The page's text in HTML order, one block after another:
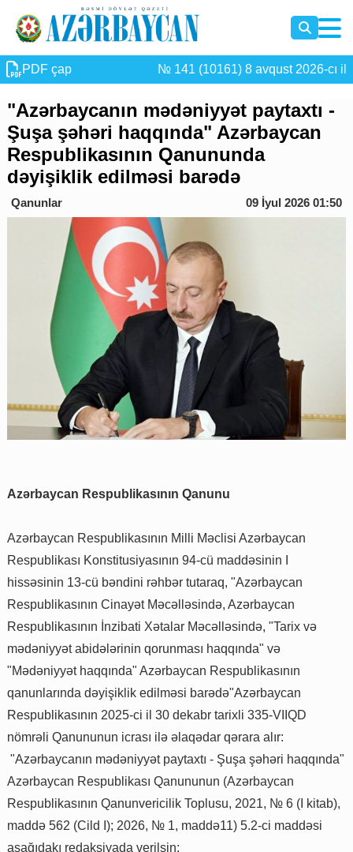
PDF çap № 141 (10161) 8 avqust 2026-cı il
"Azərbaycanın mədəniyyət paytaxtı -
Şuşa şəhəri haqqında" Azərbaycan
Respublikasının Qanununda
dəyişiklik edilməsi barədə
Qanunlar 09 İyul 2026 01:50
Azərbaycan Respublikasının Qanunu
Azərbaycan Respublikasının Milli Məclisi Azərbaycan
Respublikası Konstitusiyasının 94-cü maddəsinin I
hissəsinin 13-cü bəndini rəhbər tutaraq, "Azərbaycan
Respublikasının Cinayət Məcəlləsində, Azərbaycan
Respublikasının İnzibati Xətalar Məcəlləsində, "Tarix və
mədəniyyət abidələrinin qorunması haqqında" və
"Mədəniyyət haqqında" Azərbaycan Respublikasının
qanunlarında dəyişiklik edilməsi barədə"Azərbaycan
Respublikasının 2025-ci il 30 dekabr tarixli 335-VIIQD
nömrəli Qanununun icrası ilə əlaqədar qərara alır:
"Azərbaycanın mədəniyyət paytaxtı - Şuşa şəhəri haqqında"
Azərbaycan Respublikası Qanununun (Azərbaycan
Respublikasının Qanunvericilik Toplusu, 2021, № 6 (I kitab),
maddə 562 (Cild I); 2026, № 1, maddə11) 5.2-ci maddəsi
aşağıdakı redaksiyada verilsin: